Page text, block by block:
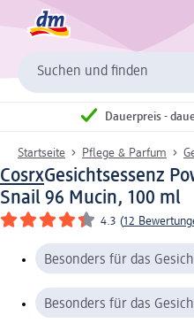
Suchen und finden
Dauerpreis -
Startseite Pflege & Parfum
CosrxGesichtsessenz
Snail 96 Mucin, 100 ml
4.3 (12
Besonders für das
Besonders für das